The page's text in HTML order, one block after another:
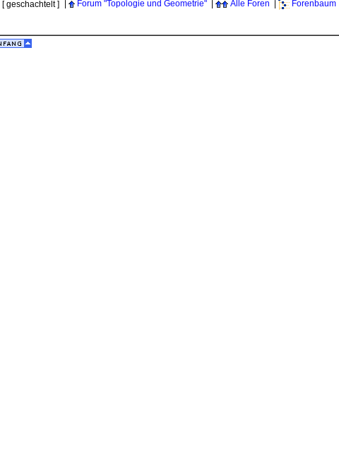
[ geschachtelt ] Forum "Topologie und Geometrie" Alle Foren Forenbaum